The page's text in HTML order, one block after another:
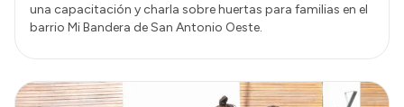
una capacitación y charla sobre huertas para familias en el
barrio Mi Bandera de San Antonio Oeste.